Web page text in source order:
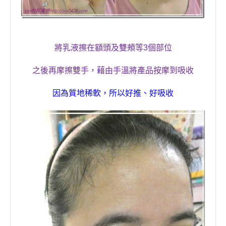
將乳液擦在額頭及雙頰等3個部位
之後再摩擦雙手，藉由手溫將產品按摩到吸收
因為質地稀軟，所以好推、好吸收